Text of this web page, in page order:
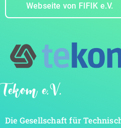
Webseite von FIFIK e.V.
Tekom e.V.
Die Gesellschaft für